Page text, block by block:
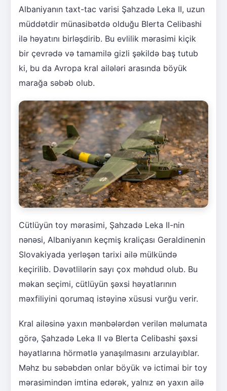
Albaniyanın taxt-tac varisi Şahzadə Leka II, uzun
müddətdir münasibətdə olduğu Blerta Celibashi
ilə həyatını birləşdirib. Bu evlilik mərasimi kiçik
bir çevrədə və tamamilə gizli şəkildə baş tutub
ki, bu da Avropa kral ailələri arasında böyük
marağa səbəb olub.
Cütlüyün toy mərasimi, Şahzadə Leka II-nin
nənəsi, Albaniyanın keçmiş kraliçası Geraldinenin
Slovakiyada yerləşən tarixi ailə mülkündə
keçirilib. Dəvətlilərin sayı çox məhdud olub. Bu
məkan seçimi, cütlüyün şəxsi həyatlarının
məxfiliyini qorumaq istəyinə xüsusi vurğu verir.
Kral ailəsinə yaxın mənbələrdən verilən məlumata
görə, Şahzadə Leka II və Blerta Celibashi şəxsi
həyatlarına hörmətlə yanaşılmasını arzulayıblar.
Məhz bu səbəbdən onlar böyük və ictimai bir toy
mərasimindən imtina edərək, yalnız ən yaxın ailə